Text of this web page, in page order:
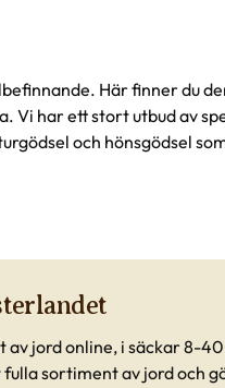
Här finner du
Vi har ett stort utbud av
och hönsgödsel
jord online, i säckar 8-
sortiment av jord och